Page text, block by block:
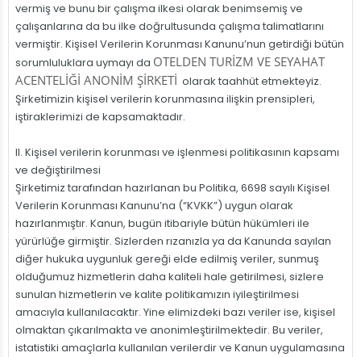
vermiş ve bunu bir çalışma ilkesi olarak benimsemiş ve
çalışanlarına da bu ilke doğrultusunda çalışma talimatlarını
vermiştir. Kişisel Verilerin Korunması Kanunu’nun getirdiği bütün
sorumluluklara uymayı da OTELDEN TURİZM VE SEYAHAT
ACENTELİĞİ ANONİM ŞİRKETİ olarak taahhüt etmekteyiz.
Şirketimizin kişisel verilerin korunmasına ilişkin prensipleri,
iştiraklerimizi de kapsamaktadır.
II. Kişisel verilerin korunması ve işlenmesi politikasının kapsamı
ve değiştirilmesi
Şirketimiz tarafından hazırlanan bu Politika, 6698 sayılı Kişisel
Verilerin Korunması Kanunu’na (“KVKK”) uygun olarak
hazırlanmıştır. Kanun, bugün itibariyle bütün hükümleri ile
yürürlüğe girmiştir. Sizlerden rızanızla ya da Kanunda sayılan
diğer hukuka uygunluk gereği elde edilmiş veriler, sunmuş
olduğumuz hizmetlerin daha kaliteli hale getirilmesi, sizlere
sunulan hizmetlerin ve kalite politikamızın iyileştirilmesi
amacıyla kullanılacaktır. Yine elimizdeki bazı veriler ise, kişisel
olmaktan çıkarılmakta ve anonimleştirilmektedir. Bu veriler,
istatistiki amaçlarla kullanılan verilerdir ve Kanun uygulamasına